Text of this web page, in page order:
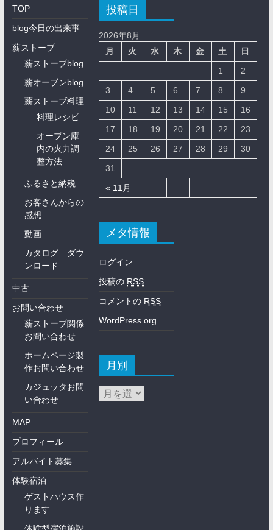
TOP
blog今日の出来事
薪ストーブ
薪ストーブblog
薪オーブンblog
薪ストーブ料理
料理レシピ
オーブン庫
内の火力調
整方法
ふるさと納税
お客さんからの
感想
動画
カタログ ダウ
ンロード
中古
お問い合わせ
薪ストーブ関係
お問い合わせ
ホームページ製
作お問い合わせ
カジュッタお問
い合わせ
MAP
プロフィール
アルバイト募集
体験宿泊
ゲストハウス作
ります
投稿日
2026年8月
月
火 水 木 金 土 日
« 11月
1
2
3
4 5 6 7 8
9
10
11 12 13 14 15
16
17
18 19 20 21 22
23
24
25 26 27 28 29
30
31
メタ情報
ログイン
投稿の RSS
コメントの RSS
WordPress.org
月別